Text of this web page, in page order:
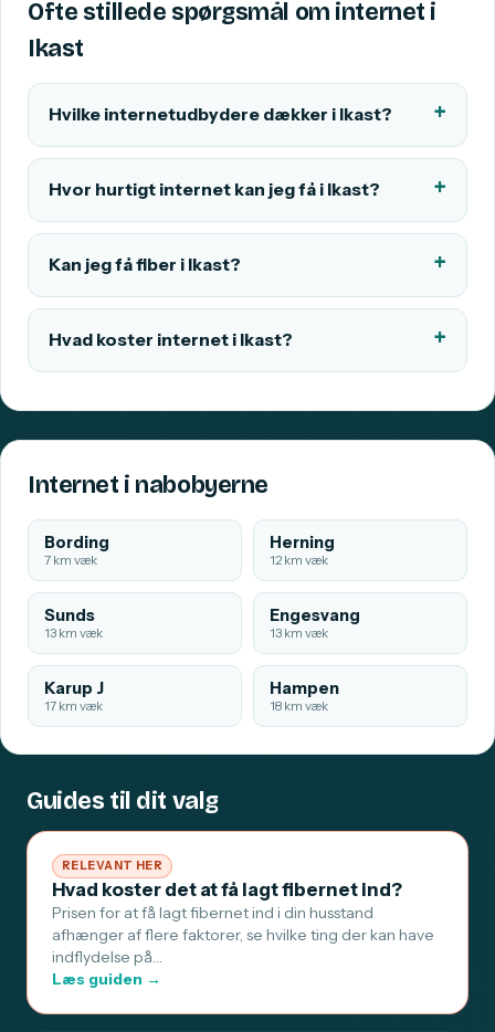
Ofte stillede spørgsmål om internet i
Ikast
Hvilke internetudbydere dækker i Ikast?
Hvor hurtigt internet kan jeg få i Ikast?
Kan jeg få fiber i Ikast?
Hvad koster internet i Ikast?
Internet i nabobyerne
Bording
7 km væk
Herning
12 km væk
Sunds
13 km væk
Engesvang
13 km væk
Karup J
17 km væk
Hampen
18 km væk
Guides til dit valg
RELEVANT HER
Hvad koster det at få lagt fibernet ind?
Prisen for at få lagt fibernet ind i din husstand
afhænger af flere faktorer, se hvilke ting der kan have
indflydelse på…
Læs guiden →